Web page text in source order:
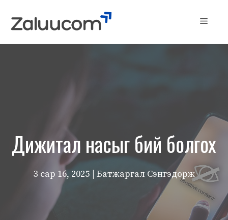
Menu
Дижитал насыг бий болгох
3 сар 16, 2025 | Батжаргал Сэнгэдорж